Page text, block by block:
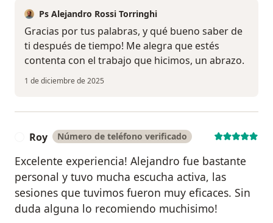
Ps Alejandro Rossi Torringhi
Gracias por tus palabras, y qué bueno saber de
ti después de tiempo! Me alegra que estés
contenta con el trabajo que hicimos, un abrazo.
1 de diciembre de 2025
Roy Número de teléfono verificado
Excelente experiencia! Alejandro fue bastante
personal y tuvo mucha escucha activa, las
sesiones que tuvimos fueron muy eficaces. Sin
duda alguna lo recomiendo muchisimo!